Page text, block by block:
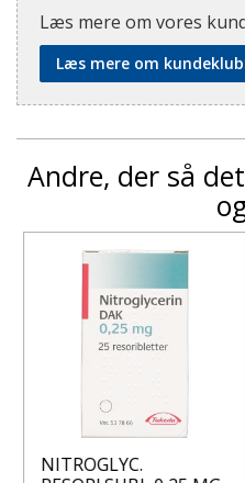
Læs mere om vores
Læs mere om
Andre, der så
NITROGLYC.